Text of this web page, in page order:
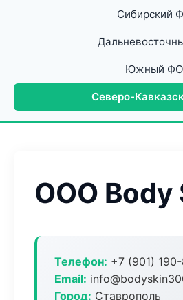
Сибирский
Южный ФО
Северо-
ООО Body
Телефон: +7 (901)
Email:
Город: Ставрополь